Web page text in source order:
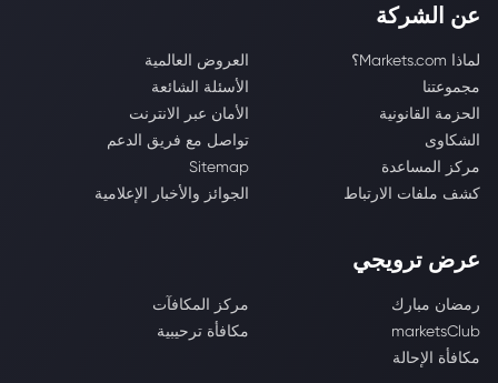
عن الشركة
لماذا Markets.com؟
العروض العالمية
مجموعتنا
الأسئلة الشائعة
الحزمة القانونية
الأمان عبر الانترنت
الشكاوى
تواصل مع فريق الدعم
مركز المساعدة
Sitemap
كشف ملفات الارتباط
الجوائز والأخبار الإعلامية
عرض ترويجي
رمضان مبارك
مركز المكافآت
marketsClub
مكافأة ترحيبية
مكافأة الإحالة